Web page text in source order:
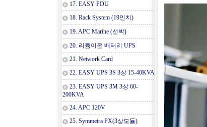
17. EASY PDU
18. Rack System (19인치)
19. APC Marine (선박)
20. 리튬이온 배터리 UPS
21. Network Card
22. EASY UPS 3S 3상 15-40KVA
23. EASY UPS 3M 3상 60-
200KVA
24. APC 120V
25. Symmetra PX(3상모듈)